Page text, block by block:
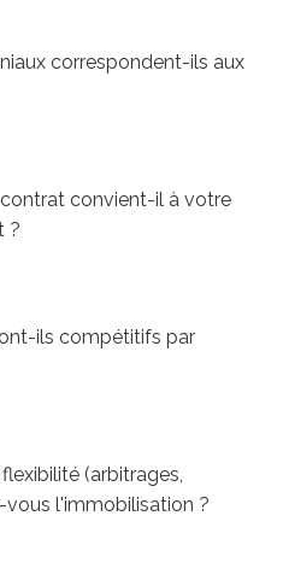
correspondent-ils aux
convient-il à votre
?
ils compétitifs par
(arbitrages,
l'immobilisation ?